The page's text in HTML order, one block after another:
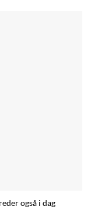
også i dag